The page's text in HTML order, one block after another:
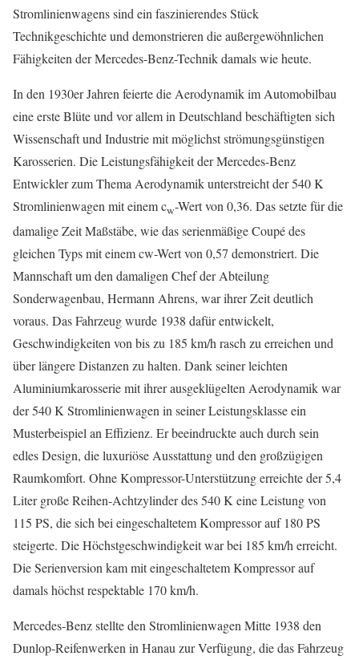
Stromlinienwagens sind ein faszinierendes Stück
Technikgeschichte und demonstrieren die außergewöhnlichen
Fähigkeiten der Mercedes-Benz-Technik damals wie heute.
In den 1930er Jahren feierte die Aerodynamik im Automobilbau
eine erste Blüte und vor allem in Deutschland beschäftigten sich
Wissenschaft und Industrie mit möglichst strömungsgünstigen
Karosserien. Die Leistungsfähigkeit der Mercedes-Benz
Entwickler zum Thema Aerodynamik unterstreicht der 540 K
Stromlinienwagen mit einem cw-Wert von 0,36. Das setzte für die
damalige Zeit Maßstäbe, wie das serienmäßige Coupé des
gleichen Typs mit einem cw-Wert von 0,57 demonstriert. Die
Mannschaft um den damaligen Chef der Abteilung
Sonderwagenbau, Hermann Ahrens, war ihrer Zeit deutlich
voraus. Das Fahrzeug wurde 1938 dafür entwickelt,
Geschwindigkeiten von bis zu 185 km/h rasch zu erreichen und
über längere Distanzen zu halten. Dank seiner leichten
Aluminiumkarosserie mit ihrer ausgeklügelten Aerodynamik war
der 540 K Stromlinienwagen in seiner Leistungsklasse ein
Musterbeispiel an Effizienz. Er beeindruckte auch durch sein
edles Design, die luxuriöse Ausstattung und den großzügigen
Raumkomfort. Ohne Kompressor-Unterstützung erreichte der 5,4
Liter große Reihen-Achtzylinder des 540 K eine Leistung von
115 PS, die sich bei eingeschaltetem Kompressor auf 180 PS
steigerte. Die Höchstgeschwindigkeit war bei 185 km/h erreicht.
Die Serienversion kam mit eingeschaltetem Kompressor auf
damals höchst respektable 170 km/h.
Mercedes-Benz stellte den Stromlinienwagen Mitte 1938 den
Dunlop-Reifenwerken in Hanau zur Verfügung, die das Fahrzeug